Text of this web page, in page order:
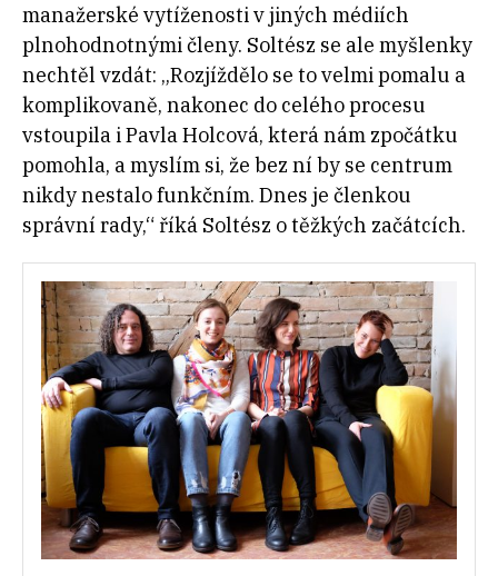
manažerské vytíženosti v jiných médiích
plnohodnotnými členy. Soltész se ale myšlenky
nechtěl vzdát: „Rozjíždělo se to velmi pomalu a
komplikovaně, nakonec do celého procesu
vstoupila i Pavla Holcová, která nám zpočátku
pomohla, a myslím si, že bez ní by se centrum
nikdy nestalo funkčním. Dnes je členkou
správní rady,“ říká Soltész o těžkých začátcích.